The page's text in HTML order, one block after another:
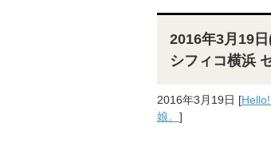
2016年3月19
シフィコ横浜
2016年3月19日 [
娘。 ]